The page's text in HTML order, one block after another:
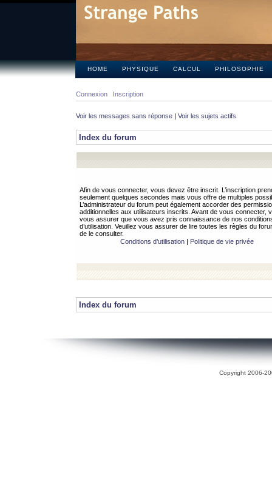
HOME PHYSIQUE CALCUL PHILOSOPHIE
Connexion Inscription
Voir les messages sans réponse | Voir les sujets actifs
Index du forum
Afin de vous connecter, vous devez être inscrit. L’inscription
seulement quelques secondes mais vous offre de multiples
L’administrateur du forum peut également accorder des
additionnelles aux utilisateurs inscrits. Avant de vous connecter,
vous assurer que vous avez pris connaissance de nos
d’utilisation. Veuillez vous assurer de lire toutes les règles du
de le consulter.
Conditions d’utilisation| Politique de vie privée
Index du forum
Copyright 2006-